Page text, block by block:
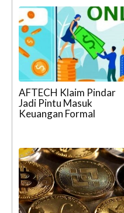
AFTECH Klaim Pindar
Jadi Pintu Masuk
Keuangan Formal